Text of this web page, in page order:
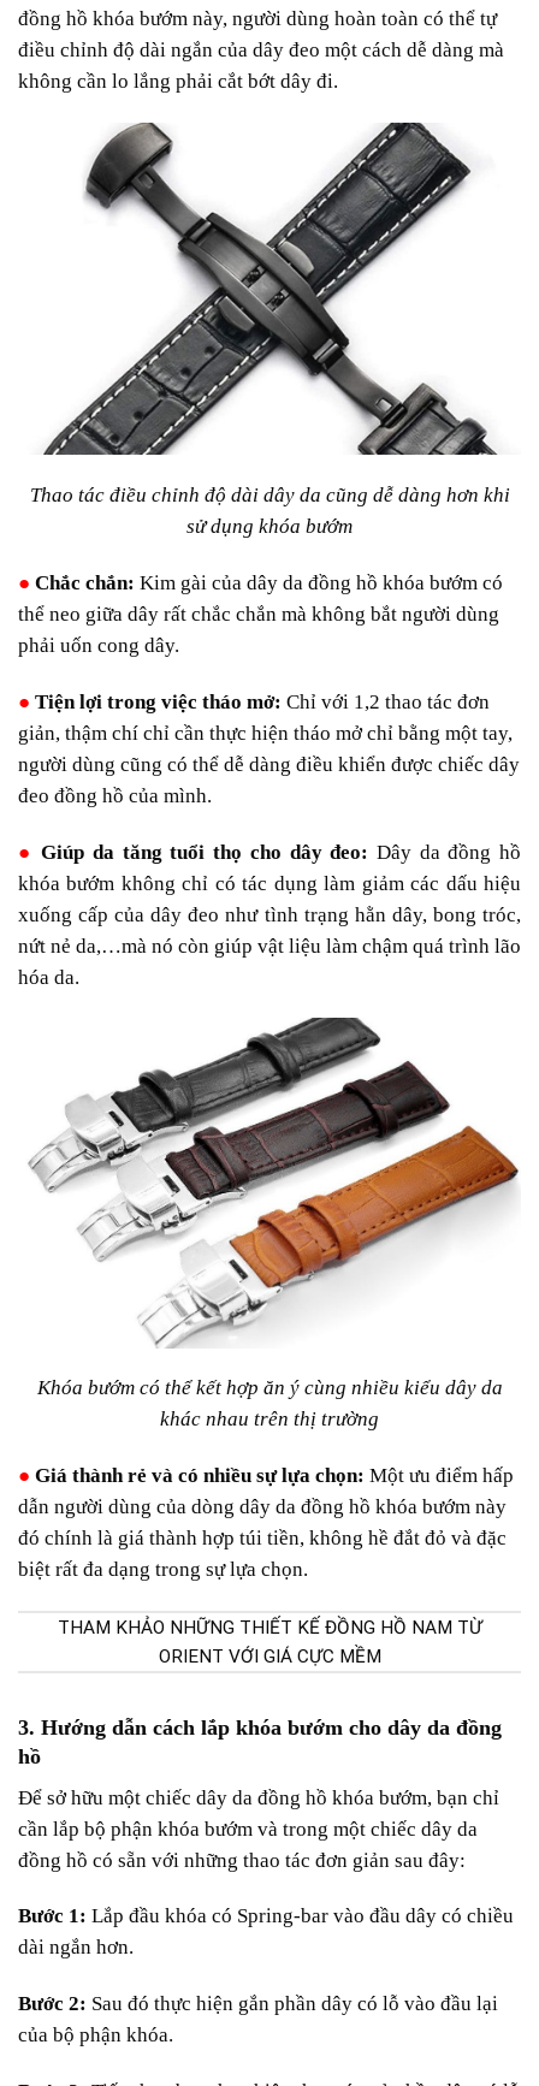
đồng hồ khóa bướm này, người dùng hoàn toàn có thể tự
điều chỉnh độ dài ngắn của dây đeo một cách dễ dàng mà
không cần lo lắng phải cắt bớt dây đi.
Thao tác điều chỉnh độ dài dây da cũng dễ dàng hơn khi
sử dụng khóa bướm
● Chắc chắn: Kim gài của dây da đồng hồ khóa bướm có
thể neo giữa dây rất chắc chắn mà không bắt người dùng
phải uốn cong dây.
● Tiện lợi trong việc tháo mở: Chỉ với 1,2 thao tác đơn
giản, thậm chí chỉ cần thực hiện tháo mở chỉ bằng một tay,
người dùng cũng có thể dễ dàng điều khiển được chiếc dây
đeo đồng hồ của mình.
● Giúp da tăng tuổi thọ cho dây đeo: Dây da đồng hồ
khóa bướm không chỉ có tác dụng làm giảm các dấu hiệu
xuống cấp của dây đeo như tình trạng hằn dây, bong tróc,
nứt nẻ da,…mà nó còn giúp vật liệu làm chậm quá trình lão
hóa da.
Khóa bướm có thể kết hợp ăn ý cùng nhiều kiểu dây da
khác nhau trên thị trường
● Giá thành rẻ và có nhiều sự lựa chọn: Một ưu điểm hấp
dẫn người dùng của dòng dây da đồng hồ khóa bướm này
đó chính là giá thành hợp túi tiền, không hề đắt đỏ và đặc
biệt rất đa dạng trong sự lựa chọn.
THAM KHẢO NHỮNG THIẾT KẾ ĐỒNG HỒ NAM TỪ
ORIENT VỚI GIÁ CỰC MỀM
3. Hướng dẫn cách lắp khóa bướm cho dây da đồng
hồ
Để sở hữu một chiếc dây da đồng hồ khóa bướm, bạn chỉ
cần lắp bộ phận khóa bướm và trong một chiếc dây da
đồng hồ có sẵn với những thao tác đơn giản sau đây:
Bước 1: Lắp đầu khóa có Spring-bar vào đầu dây có chiều
dài ngắn hơn.
Bước 2: Sau đó thực hiện gắn phần dây có lỗ vào đầu lại
của bộ phận khóa.